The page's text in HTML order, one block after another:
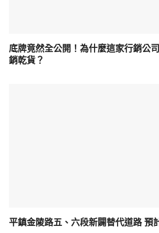
底牌竟然全公開！為什麼這家行銷公
銷乾貨？
平鎮金陵路五、六段新闢替代道路 預